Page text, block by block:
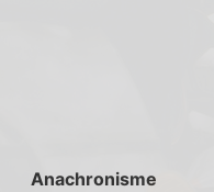
Anachronisme